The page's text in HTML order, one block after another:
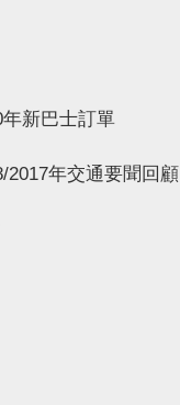
年新巴士訂單
2017年交通要聞回顧